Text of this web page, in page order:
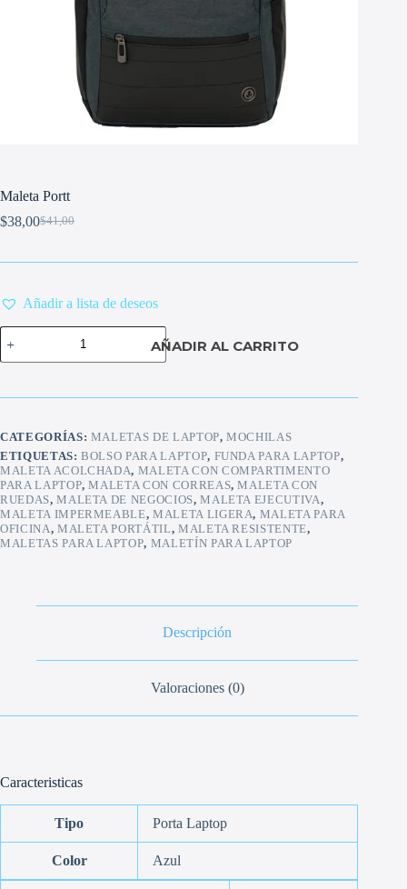
Maleta Portt
$41,00
Original
was:
$38,00Current
is:
Añadir a lista de deseos
Maleta
Portt
cantidad
AÑADIR AL CARRITO
CATEGORÍAS: MALETAS DE LAPTOP,MOCHILAS
ETIQUETAS:BOLSO PARA LAPTOP, FUNDA PARA LAPTOP,
MALETA ACOLCHADA, MALETA CON COMPARTIMENTO
PARA LAPTOP,MALETA CON CORREAS,MALETA CON
RUEDAS,MALETA DE NEGOCIOS,MALETA EJECUTIVA,
MALETA IMPERMEABLE,MALETA LIGERA, MALETA PARA
OFICINA, MALETA PORTÁTIL, MALETA RESISTENTE,
MALETAS PARA LAPTOP, MALETÍN PARA LAPTOP
Descripción
Valoraciones (0)
Caracteristicas
Tipo Porta Laptop
Color Azul